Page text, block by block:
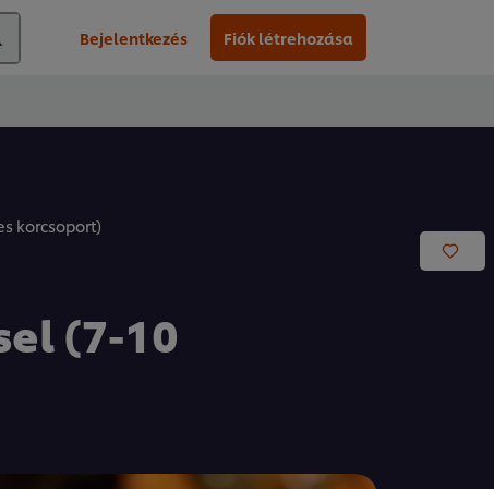
Bejelentkezés Fiók létrehozása
korcsoport)
(7-10